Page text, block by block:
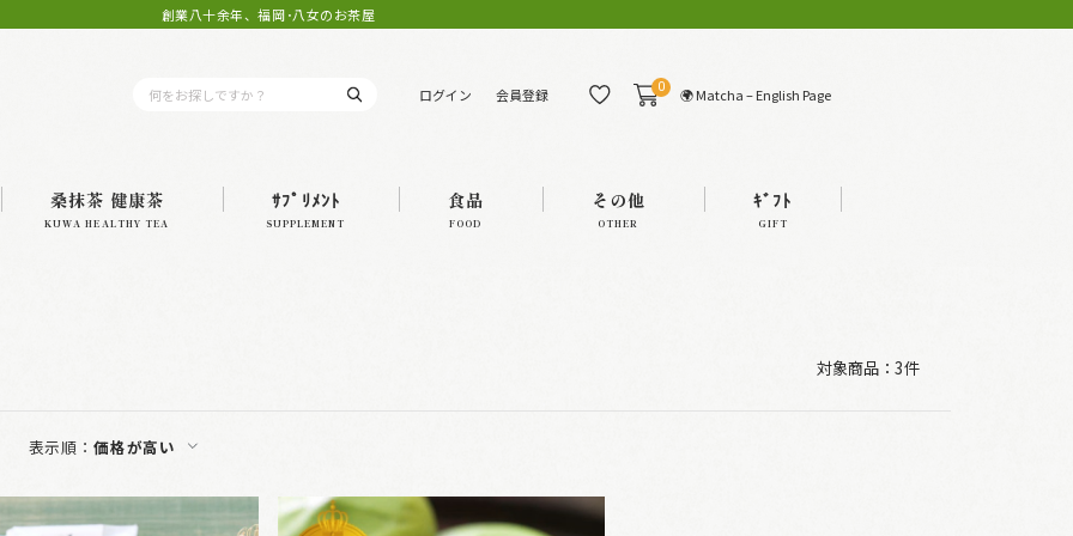
創業八十余年、福岡･八女のお茶屋
ログイン 会員登録 0 🌍 Matcha – English Page
桑抹茶 健康茶
KUWA HEALTHY TEA
ｻﾌﾟﾘﾒﾝﾄ
SUPPLEMENT
食品
FOOD
その他
OTHER
ｷﾞﾌﾄ
GIFT
対象商品：3件
表示順：価格が高い